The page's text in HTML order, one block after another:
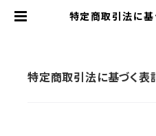
特定商取引法に
特定商取引法に基づく表